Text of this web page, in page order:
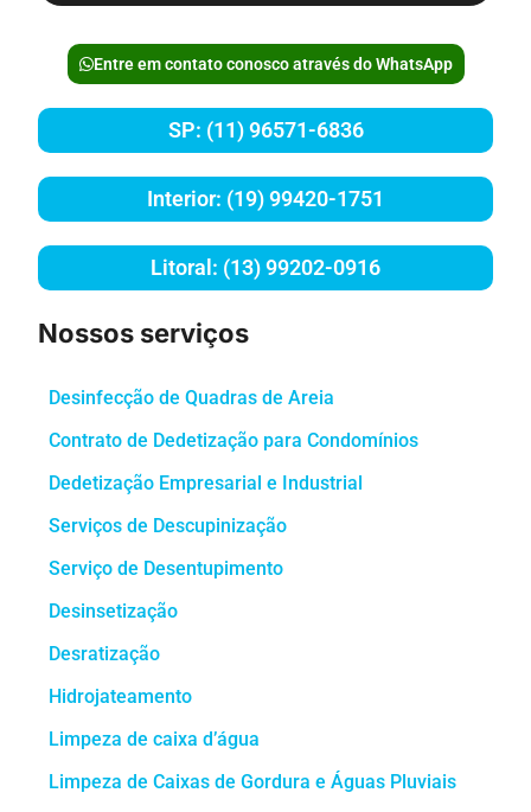
Entre em contato conosco através do WhatsApp
SP: (11) 96571-6836
Interior: (19) 99420-1751
Litoral: (13) 99202-0916
Nossos serviços
Desinfecção de Quadras de Areia
Contrato de Dedetização para Condomínios
Dedetização Empresarial e Industrial
Serviços de Descupinização
Serviço de Desentupimento
Desinsetização
Desratização
Hidrojateamento
Limpeza de caixa d’água
Limpeza de Caixas de Gordura e Águas Pluviais